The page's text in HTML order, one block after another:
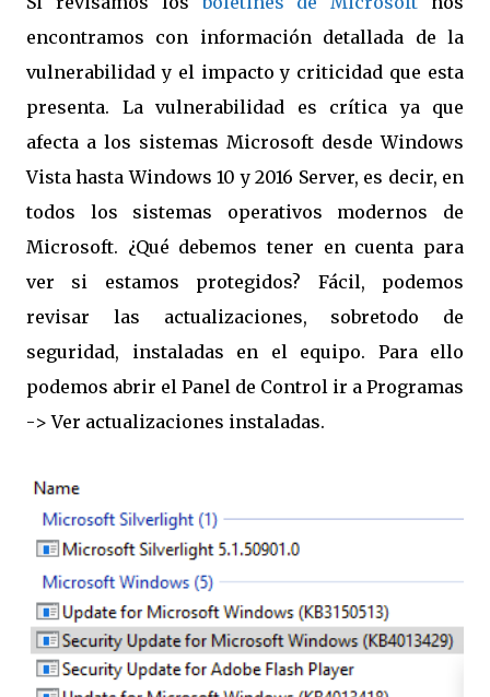
encontramos con información detallada de la
vulnerabilidad y el impacto y criticidad que esta
presenta. La vulnerabilidad es crítica ya que
afecta a los sistemas Microsoft desde Windows
Vista hasta Windows 10 y 2016 Server, es decir, en
todos los sistemas operativos modernos de
Microsoft. ¿Qué debemos tener en cuenta para
ver si estamos protegidos? Fácil, podemos
revisar las actualizaciones, sobretodo de
seguridad, instaladas en el equipo. Para ello
podemos abrir el Panel de Control ir a Programas
-> Ver actualizaciones instaladas.